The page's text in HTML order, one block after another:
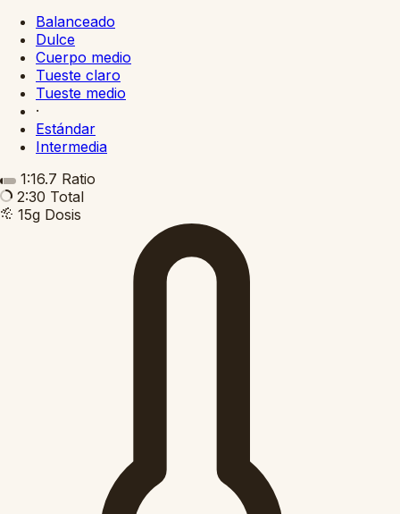
Balanceado
Dulce
Cuerpo medio
Tueste claro
Tueste medio
·
Estándar
Intermedia
1:16.7 Ratio
2:30 Total
15g Dosis